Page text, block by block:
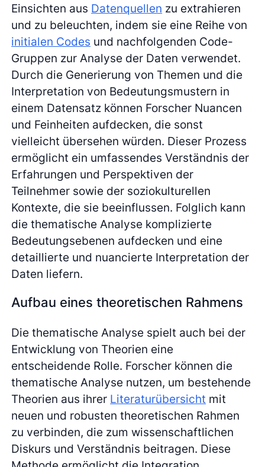
Einsichten aus Datenquellen zu extrahieren
und zu beleuchten, indem sie eine Reihe von
initialen Codes und nachfolgenden Code-
Gruppen zur Analyse der Daten verwendet.
Durch die Generierung von Themen und die
Interpretation von Bedeutungsmustern in
einem Datensatz können Forscher Nuancen
und Feinheiten aufdecken, die sonst
vielleicht übersehen würden. Dieser Prozess
ermöglicht ein umfassendes Verständnis der
Erfahrungen und Perspektiven der
Teilnehmer sowie der soziokulturellen
Kontexte, die sie beeinflussen. Folglich kann
die thematische Analyse komplizierte
Bedeutungsebenen aufdecken und eine
detaillierte und nuancierte Interpretation der
Daten liefern.
Aufbau eines theoretischen Rahmens
Die thematische Analyse spielt auch bei der
Entwicklung von Theorien eine
entscheidende Rolle. Forscher können die
thematische Analyse nutzen, um bestehende
Theorien aus ihrer Literaturübersicht mit
neuen und robusten theoretischen Rahmen
zu verbinden, die zum wissenschaftlichen
Diskurs und Verständnis beitragen. Diese